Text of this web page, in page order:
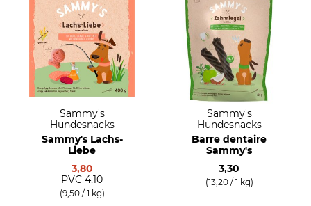
Sammy's
Hundesnacks
Sammy's Lachs-
Liebe
3,80
PVC 4,10
(9,50 / 1 kg)
Sammy's
Hundesnacks
Barre dentaire
Sammy's
3,30
(13,20 / 1 kg)